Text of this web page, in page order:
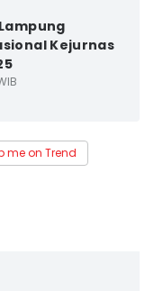
Kejurnas
me on Trend